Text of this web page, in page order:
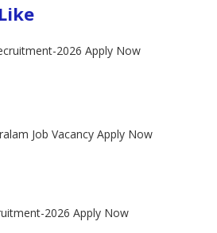
2026 Apply Now
Job Vacancy Apply Now
2026 Apply Now